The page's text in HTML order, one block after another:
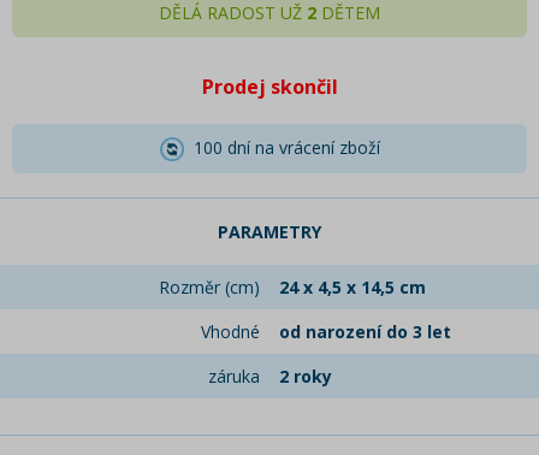
DĚLÁ RADOST UŽ 2 DĚTEM
Prodej skončil
100 dní na vrácení zboží
PARAMETRY
Rozměr (cm)
24 x 4,5 x 14,5 cm
Vhodné
od narození do 3 let
záruka
2 roky